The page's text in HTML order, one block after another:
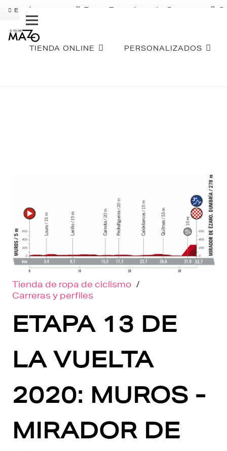
ENVÍO GRATIS Pago Fraccionado Sequra
TIENDA ONLINE PERSONALIZADOS
Tienda de ropa de ciclismo /
Carreras y perfiles
ETAPA 13 DE
LA VUELTA
2020: MUROS -
MIRADOR DE